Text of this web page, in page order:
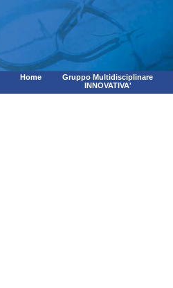
Home
Gruppo Multidisciplinare
INNOVATIVA'